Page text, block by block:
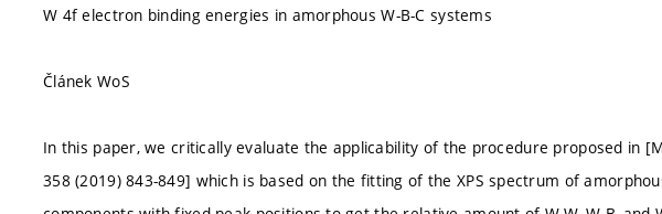
W 4f electron binding energies in amorphous W-B-C systems
Článek WoS
In this paper, we critically evaluate the applicability of the procedure proposed in
358 (2019) 843-849] which is based on the fitting of the XPS spectrum of